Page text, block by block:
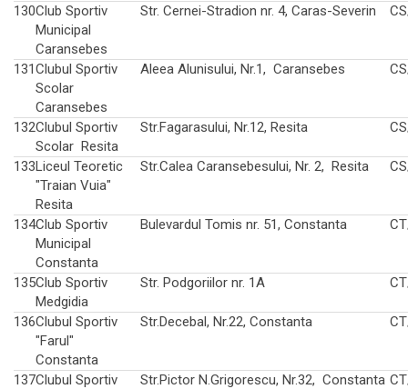
130Club Sportiv
Municipal
Caransebes
Str. Cernei-Stradion nr. 4, Caras-Severin
131Clubul Sportiv
Scolar
Caransebes
Aleea Alunisului, Nr.1, Caransebes
132Clubul Sportiv
Scolar Resita
Str.Fagarasului, Nr.12, Resita
133Liceul Teoretic
"Traian Vuia"
Resita
Str.Calea Caransebesului, Nr. 2, Resita
134Club Sportiv
Municipal
Constanta
Bulevardul Tomis nr. 51, Constanta
135Club Sportiv
Medgidia
Str. Podgoriilor nr. 1A
136Clubul Sportiv
"Farul"
Constanta
Str.Decebal, Nr.22, Constanta
137Clubul Sportiv
Str.Pictor N.Grigorescu, Nr.32, Constanta